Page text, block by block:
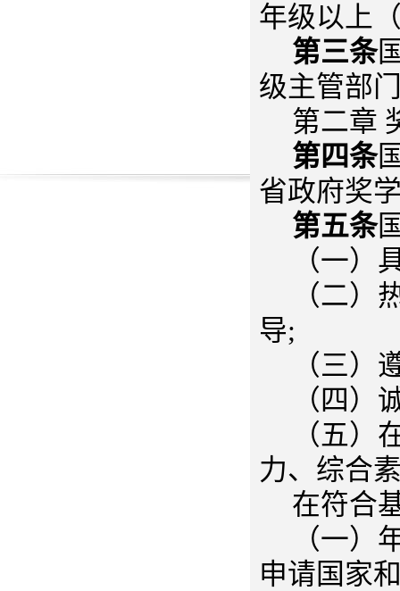
年级以上
第三条
级主管部
第二章
第四条
省政府奖
第五条
（一）
（二）
导;
（三）
（四）
（五）
力、综合
在符合
（一）
申请国家